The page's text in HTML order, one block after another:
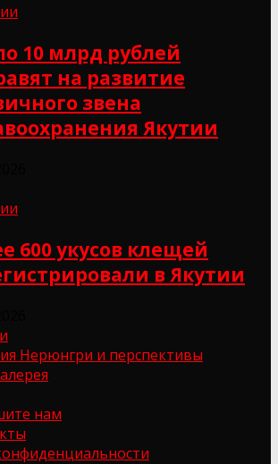
10 млрд рублей
на развитие
звена
Якутии
600 укусов клещей
в Якутии
Нерюнгри и перспективы
нам